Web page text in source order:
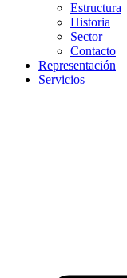
Estructura
Historia
Sector
Contacto
Representación
Servicios